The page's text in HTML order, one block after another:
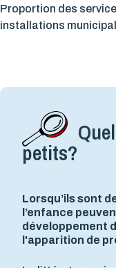
Proportion des
installations
petits?
Lorsqu’ils sont
l’enfance
développement
l'apparition de